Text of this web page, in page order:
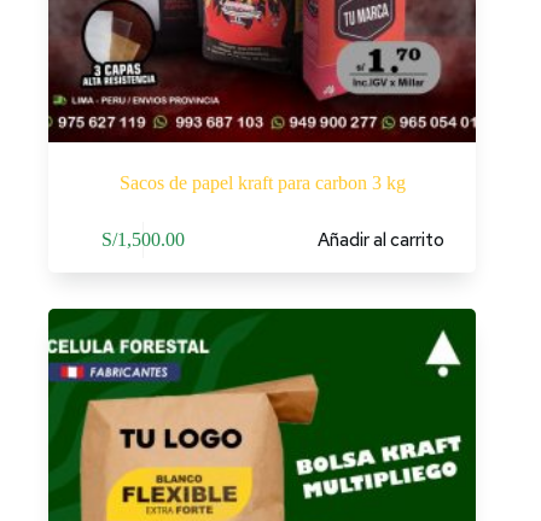
Sacos de papel kraft para carbon 3 kg
S/1,500.00 Añadir al carrito